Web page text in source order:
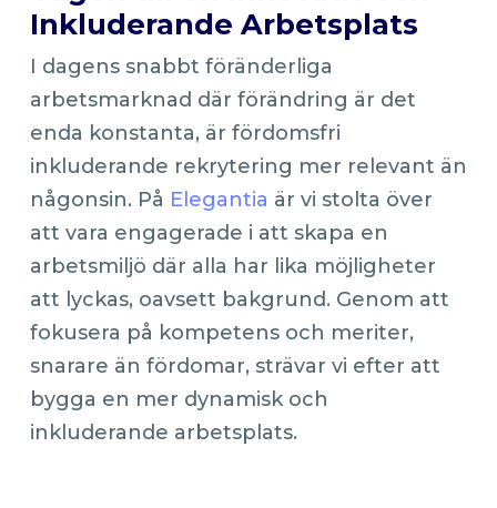
Inkluderande Arbetsplats
I dagens snabbt föränderliga
arbetsmarknad där förändring är det
enda konstanta, är fördomsfri
inkluderande rekrytering mer relevant än
någonsin. På Elegantia är vi stolta över
att vara engagerade i att skapa en
arbetsmiljö där alla har lika möjligheter
att lyckas, oavsett bakgrund. Genom att
fokusera på kompetens och meriter,
snarare än fördomar, strävar vi efter att
bygga en mer dynamisk och
inkluderande arbetsplats.